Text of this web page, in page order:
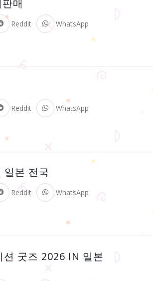
매
Reddit WhatsApp
Reddit WhatsApp
본 전국
Reddit WhatsApp
션 굿즈 2026 IN 일본